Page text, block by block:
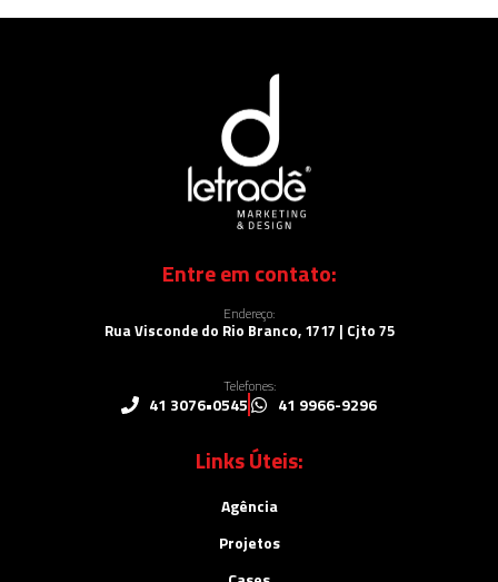
Entre em contato:
Endereço:
Rua Visconde do Rio Branco, 1717 | Cjto 75
Telefones:
41 3076•0545 41 9966-9296
Links Úteis:
Agência
Projetos